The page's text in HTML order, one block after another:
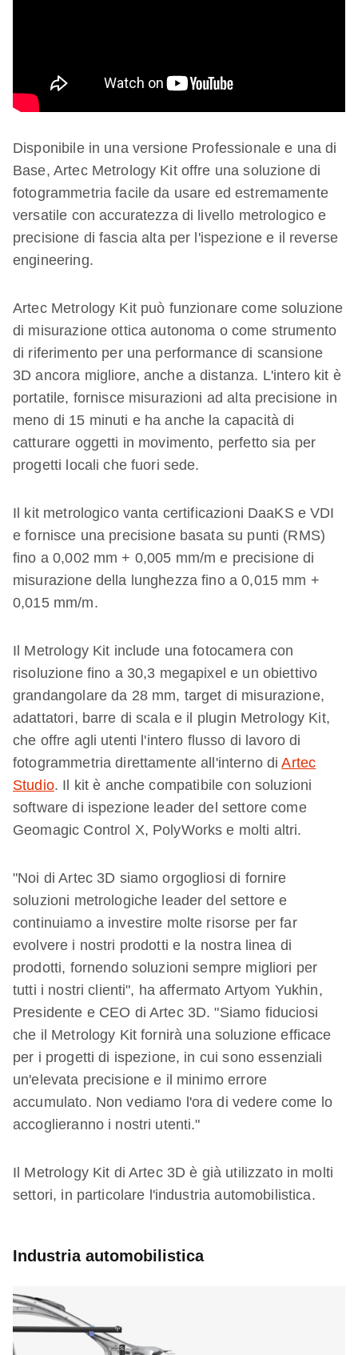
Disponibile in una versione Professionale e una di
Base, Artec Metrology Kit offre una soluzione di
fotogrammetria facile da usare ed estremamente
versatile con accuratezza di livello metrologico e
precisione di fascia alta per l'ispezione e il reverse
engineering.
Artec Metrology Kit può funzionare come soluzione
di misurazione ottica autonoma o come strumento
di riferimento per una performance di scansione
3D ancora migliore, anche a distanza. L'intero kit è
portatile, fornisce misurazioni ad alta precisione in
meno di 15 minuti e ha anche la capacità di
catturare oggetti in movimento, perfetto sia per
progetti locali che fuori sede.
Il kit metrologico vanta certificazioni DaaKS e VDI
e fornisce una precisione basata su punti (RMS)
fino a 0,002 mm + 0,005 mm/m e precisione di
misurazione della lunghezza fino a 0,015 mm +
0,015 mm/m.
Il Metrology Kit include una fotocamera con
risoluzione fino a 30,3 megapixel e un obiettivo
grandangolare da 28 mm, target di misurazione,
adattatori, barre di scala e il plugin Metrology Kit,
che offre agli utenti l'intero flusso di lavoro di
fotogrammetria direttamente all'interno diArtec
Studio. Il kit è anche compatibile con soluzioni
software di ispezione leader del settore come
Geomagic Control X, PolyWorks e molti altri.
"Noi di Artec 3D siamo orgogliosi di fornire
soluzioni metrologiche leader del settore e
continuiamo a investire molte risorse per far
evolvere i nostri prodotti e la nostra linea di
prodotti, fornendo soluzioni sempre migliori per
tutti i nostri clienti", ha affermato Artyom Yukhin,
Presidente e CEO di Artec 3D. "Siamo fiduciosi
che il Metrology Kit fornirà una soluzione efficace
per i progetti di ispezione, in cui sono essenziali
un'elevata precisione e il minimo errore
accumulato. Non vediamo l'ora di vedere come lo
accoglieranno i nostri utenti."
Il Metrology Kit di Artec 3D è già utilizzato in molti
settori, in particolare l'industria automobilistica.
Industria automobilistica